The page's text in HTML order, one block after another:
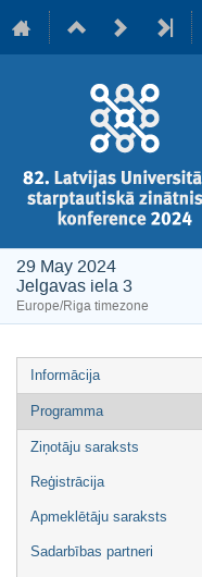
29 May 2024
Jelgavas iela 3
Europe/Riga timezone
Informācija
Programma
Ziņotāju saraksts
Reģistrācija
Apmeklētāju saraksts
Sadarbības partneri